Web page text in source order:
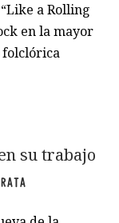
a Rolling
en la mayor
folclórica
su trabajo